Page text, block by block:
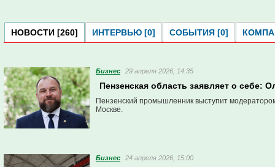
НОВОСТИ [260] ИНТЕРВЬЮ [0] СОБЫТИЯ [0]
Бизнес 29 апреля 2026, 14:35
Пензенская область заявляет о себе:
Пензенский промышленник выступит
Москве.
Бизнес 24 апреля 2026, 15:00